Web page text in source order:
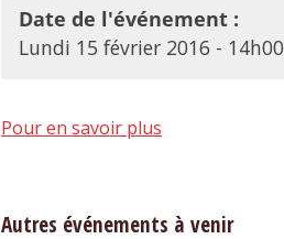
Date de l'événement :
Lundi 15 février 2016 - 14h00
Pour en savoir plus
Autres événements à venir